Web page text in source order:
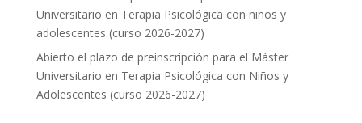
Universitario en Terapia Psicológica con niños y
adolescentes (curso 2026-2027)
Abierto el plazo de preinscripción para el Máster
Universitario en Terapia Psicológica con Niños y
Adolescentes (curso 2026-2027)